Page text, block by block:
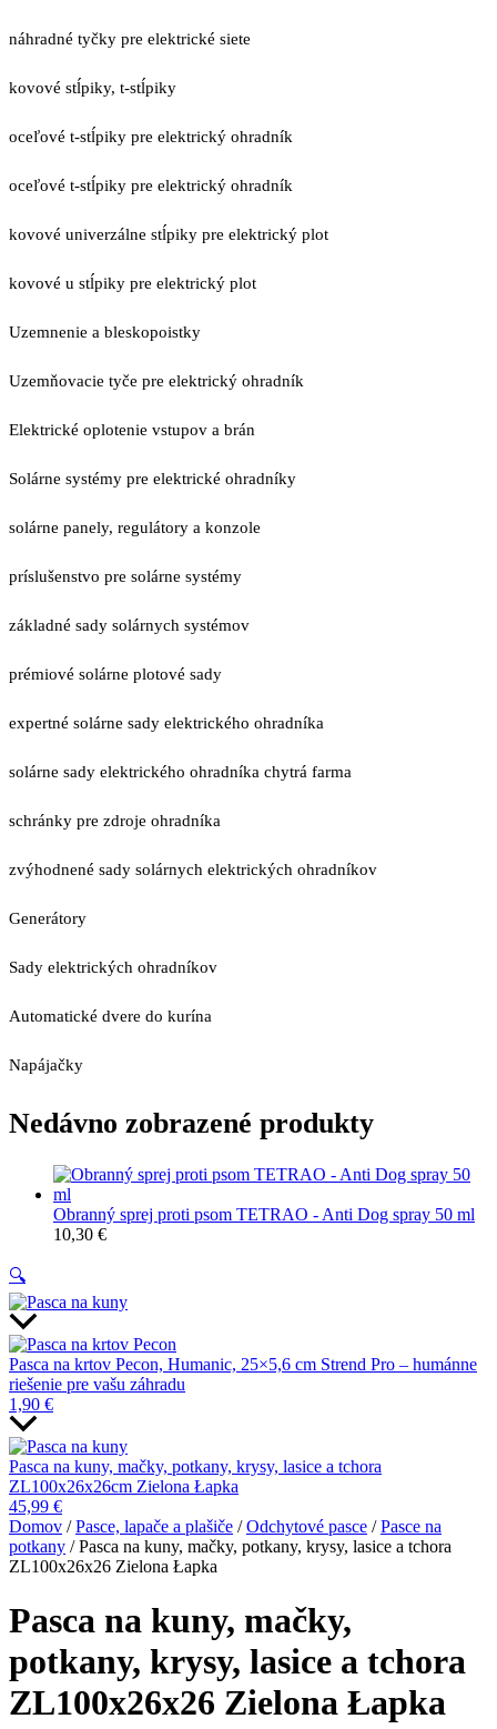
náhradné tyčky pre elektrické siete
kovové stĺpiky, t-stĺpiky
oceľové t-stĺpiky pre elektrický ohradník
oceľové t-stĺpiky pre elektrický ohradník
kovové univerzálne stĺpiky pre elektrický plot
kovové u stĺpiky pre elektrický plot
Uzemnenie a bleskopoistky
Uzemňovacie tyče pre elektrický ohradník
Elektrické oplotenie vstupov a brán
Solárne systémy pre elektrické ohradníky
solárne panely, regulátory a konzole
príslušenstvo pre solárne systémy
základné sady solárnych systémov
prémiové solárne plotové sady
expertné solárne sady elektrického ohradníka
solárne sady elektrického ohradníka chytrá farma
schránky pre zdroje ohradníka
zvýhodnené sady solárnych elektrických ohradníkov
Generátory
Sady elektrických ohradníkov
Automatické dvere do kurína
Napájačky
Nedávno zobrazené produkty
Obranný sprej proti psom TETRAO - Anti Dog spray 50 ml
10,30 €
🔍
Pasca na krtov Pecon, Humanic, 25×5,6 cm Strend Pro – humánne
riešenie pre vašu záhradu
1,90 €
Pasca na kuny, mačky, potkany, krysy, lasice a tchora
ZL100x26x26cm Zielona Łapka
45,99 €
Domov /Pasce, lapače a plašiče /Odchytové pasce /Pasce na
potkany / Pasca na kuny, mačky, potkany, krysy, lasice a tchora
ZL100x26x26 Zielona Łapka
Pasca na kuny, mačky,
potkany, krysy, lasice a tchora
ZL100x26x26 Zielona Łapka